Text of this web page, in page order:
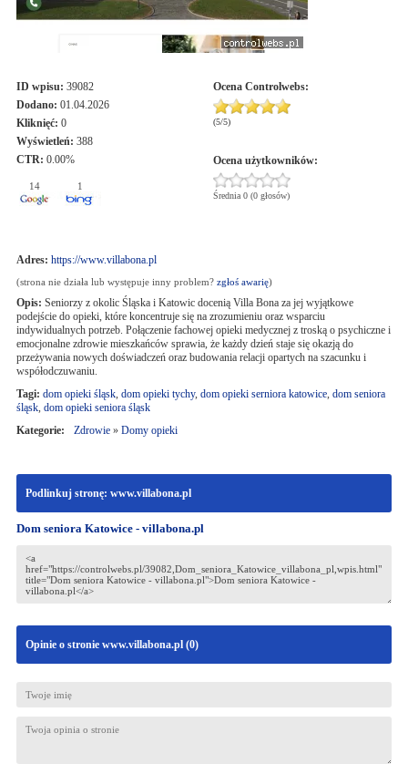
ID wpisu: 39082
Dodano: 01.04.2026
Kliknięć: 0
Wyświetleń: 388
CTR: 0.00%
14 1
Ocena Controlwebs:
(5/5)
Ocena użytkowników:
Średnia 0 (0 głosów)
Adres: https://www.villabona.pl
(strona nie działa lub występuje inny problem? zgłoś awarię)
Opis: Seniorzy z okolic Śląska i Katowic docenią Villa Bona za jej wyjątkowe
podejście do opieki, które koncentruje się na zrozumieniu oraz wsparciu
indywidualnych potrzeb. Połączenie fachowej opieki medycznej z troską o psychiczne i
emocjonalne zdrowie mieszkańców sprawia, że każdy dzień staje się okazją do
przeżywania nowych doświadczeń oraz budowania relacji opartych na szacunku i
współodczuwaniu.
Tagi: dom opieki śląsk, dom opieki tychy, dom opieki serniora katowice, dom seniora
śląsk, dom opieki seniora śląsk
Kategorie:
Zdrowie» Domy opieki
Podlinkuj stronę: www.villabona.pl
Dom seniora Katowice - villabona.pl
Opinie o stronie www.villabona.pl (0)